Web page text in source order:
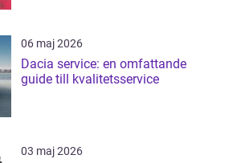
06 maj 2026
Dacia service: en omfattande
guide till kvalitetsservice
03 maj 2026